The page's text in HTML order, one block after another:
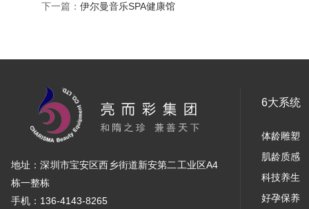
下一篇： 伊尔曼音乐SPA健康馆
地址：深圳市宝安区西乡街道新安第二工业区A4
栋一整栋
手机：136-4143-8265
6大系统
体龄雕塑
肌龄质感
科技养生
好孕保养